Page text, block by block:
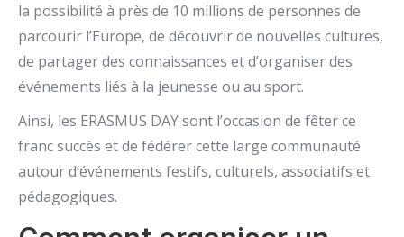
la possibilité à près de 10 millions de personnes de
parcourir l’Europe, de découvrir de nouvelles cultures,
de partager des connaissances et d’organiser des
événements liés à la jeunesse ou au sport.
Ainsi, les ERASMUS DAY sont l’occasion de fêter ce
franc succès et de fédérer cette large communauté
autour d’événements festifs, culturels, associatifs et
pédagogiques.